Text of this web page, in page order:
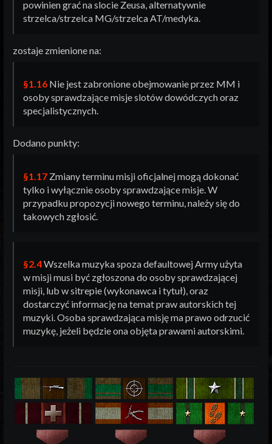
powinien grać na slocie Zeusa, alternatywnie
strzelca/strzelca MG/strzelca AT/medyka.
zostaje zmienione na:
§1.16 Nie jest zabronione obejmowanie przez MM i
osoby sprawdzające misje slotów dowódczych oraz
specjalistycznych.
Dodano punkty:
§1.17 Zmiany terminu misji oficjalnej mogą dokonać
tylko i wyłącznie osoby sprawdzające misje. W
przypadku propozycji nowego terminu, należy się do
takowych zgłosić.
§2.4Wszelka muzyka spoza defaultowej Army użyta
w misji musi być zgłoszona do osoby sprawdzającej
misji, lub w sitrepie (wykonawca i tytuł), oraz
dostarczyć informację na temat praw autorskich tej
muzyki. Osoba sprawdzająca misję ma prawo odrzucić
muzykę, jeżeli będzie ona objęta prawami autorskimi.